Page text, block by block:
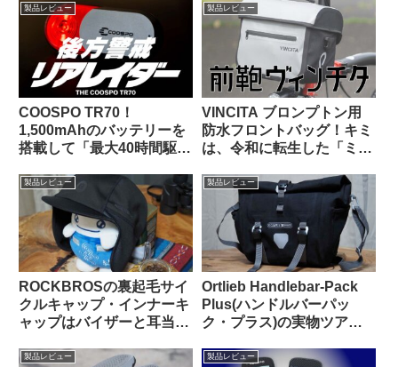
円】
製品レビュー
COOSPO TR70！
1,500mAhのバッテリーを
搭載して「最大40時間駆
ダーが爆誕！！【クーポン
あります】
製品レビュー
VINCITA ブロンプトン用
防水フロントバッグ！キミ
は、令和に転生した「ミニ
製品レビュー
ROCKBROSの裏起毛サイ
クルキャップ・インナーキ
ャップはバイザーと耳当て
冬の高強度ライドにも良し
製品レビュー
Ortlieb Handlebar-Pack
Plus(ハンドルバーパッ
ク・プラス)の実物ツア
みよう
製品レビュー 製品レビュー